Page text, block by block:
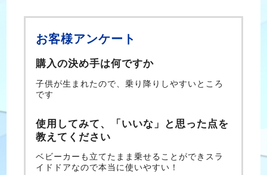
お客様アンケート
購入の決め手は何ですか
子供が生まれたので、乗り降りしやすいところ
です
使用してみて、「いいな」と思った点を
教えてください
ベビーカーも立てたまま乗せることができスラ
イドドアなので本当に使いやすい！